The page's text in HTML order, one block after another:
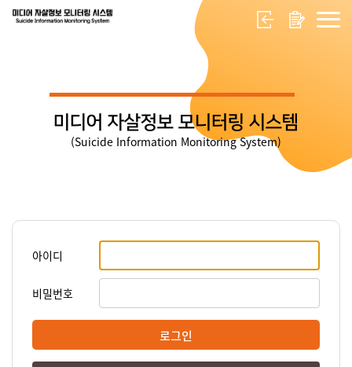
미디어 자살정보 모니터링 시스템
(Suicide Information Monitoring System)
아이디
비밀번호
로그인